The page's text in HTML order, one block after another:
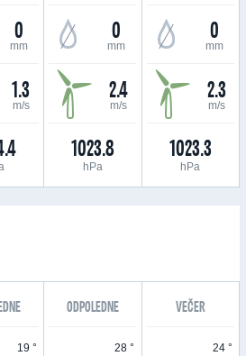
0
mm
1.3
m/s
0
mm
2.4
m/s
1023.8
hPa
0
mm
2.3
m/s
1023.3
hPa
ODPOLEDNE VEČER
19 ° 28 ° 24 °